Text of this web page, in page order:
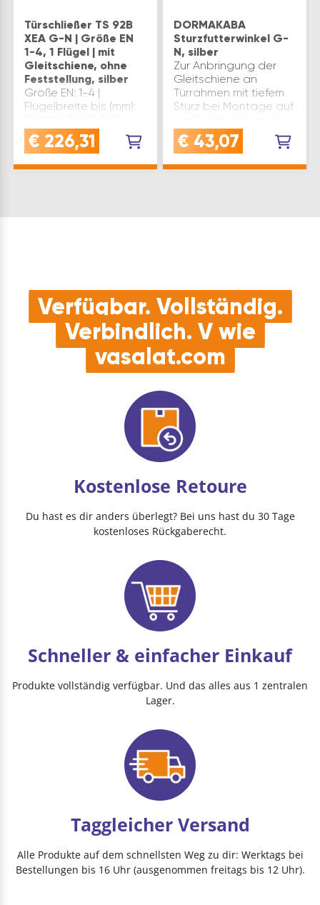
Türschließer TS 92B
XEA G-N | Größe EN
1-4, 1 Flügel | mit
Gleitschiene, ohne
Feststellung, silber
Größe EN: 1-4 |
Flügelbreite bis (mm):
ohne
FeststellungMONTAGE:
€ 226,31
DORMAKABA
Sturzfutterwinkel G-
N, silber
Zur Anbringung der
Gleitschiene an
Türrahmen mit tiefem
Sturz bei Montage auf
Farbe: silber
Komponente:
€ 43,07
Verfügbar. Vollständig.
Verbindlich. V wie
vasalat.com
Kostenlose Retoure
Du hast es dir anders überlegt? Bei uns hast du 30 Tage
kostenloses Rückgaberecht.
Schneller & einfacher Einkauf
Produkte vollständig verfügbar. Und das alles aus 1 zentralen
Lager.
Taggleicher Versand
Alle Produkte auf dem schnellsten Weg zu dir: Werktags bei
Bestellungen bis 16 Uhr (ausgenommen freitags bis 12 Uhr).